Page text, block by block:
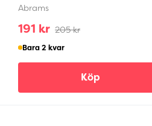
Abrams
191 kr 205 kr
Bara 2 kvar
Köp